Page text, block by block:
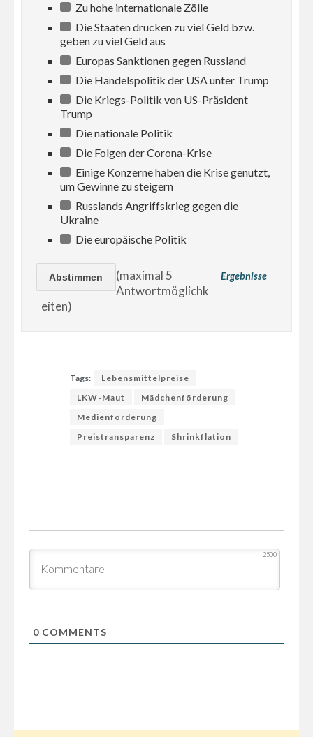
Zu hohe internationale Zölle
Die Staaten drucken zu viel Geld bzw.
geben zu viel Geld aus
Europas Sanktionen gegen Russland
Die Handelspolitik der USA unter Trump
Die Kriegs-Politik von US-Präsident
Trump
Die nationale Politik
Die Folgen der Corona-Krise
Einige Konzerne haben die Krise genutzt,
um Gewinne zu steigern
Russlands Angriffskrieg gegen die
Ukraine
Die europäische Politik
Ergebnisse
(maximal 5
Antwortmöglichk
eiten)
Tags:
Lebensmittelpreise
LKW-Maut
Mädchenförderung
Medienförderung
Preistransparenz
Shrinkflation
2500
0COMMENTS